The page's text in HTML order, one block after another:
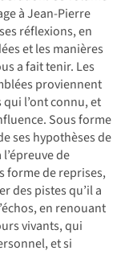
à Jean-Pierre
réflexions, en
et les manières
a fait tenir. Les
proviennent
qui l’ont connu, et
Sous forme
ses hypothèses de
de
forme de reprises,
des pistes qu’il a
en renouant
vivants, qui
et si